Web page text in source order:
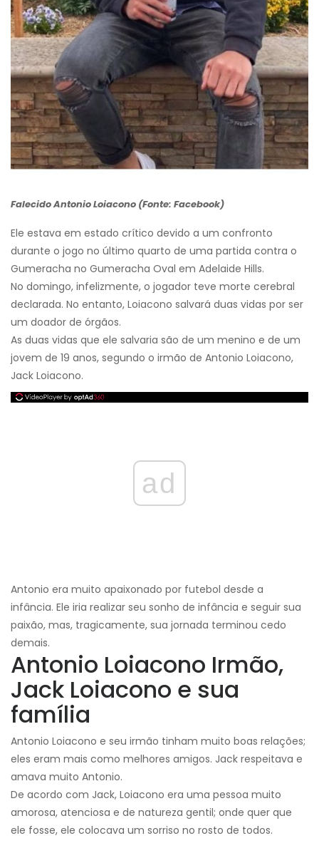
Falecido Antonio Loiacono (Fonte: Facebook)
Ele estava em estado crítico devido a um confronto
durante o jogo no último quarto de uma partida contra o
Gumeracha no Gumeracha Oval em Adelaide Hills.
No domingo, infelizmente, o jogador teve morte cerebral
declarada. No entanto, Loiacono salvará duas vidas por ser
um doador de órgãos.
As duas vidas que ele salvaria são de um menino e de um
jovem de 19 anos, segundo o irmão de Antonio Loiacono,
Jack Loiacono.
ad
Antonio era muito apaixonado por futebol desde a
infância. Ele iria realizar seu sonho de infância e seguir sua
paixão, mas, tragicamente, sua jornada terminou cedo
demais.
Antonio Loiacono Irmão,
Jack Loiacono e sua
família
Antonio Loiacono e seu irmão tinham muito boas relações;
eles eram mais como melhores amigos. Jack respeitava e
amava muito Antonio.
De acordo com Jack, Loiacono era uma pessoa muito
amorosa, atenciosa e de natureza gentil; onde quer que
ele fosse, ele colocava um sorriso no rosto de todos.